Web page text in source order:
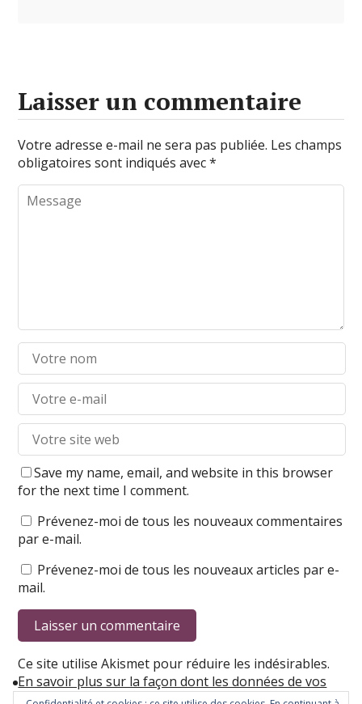
Laisser un commentaire
Votre adresse e-mail ne sera pas publiée. Les champs
obligatoires sont indiqués avec*
Save my name, email, and website in this browser
for the next time I comment.
Prévenez-moi de tous les nouveaux commentaires
par e-mail.
Prévenez-moi de tous les nouveaux articles par e-
mail.
Ce site utilise Akismet pour réduire les indésirables.
En savoir plus sur la façon dont les données de vos
commentaires sont traitées.